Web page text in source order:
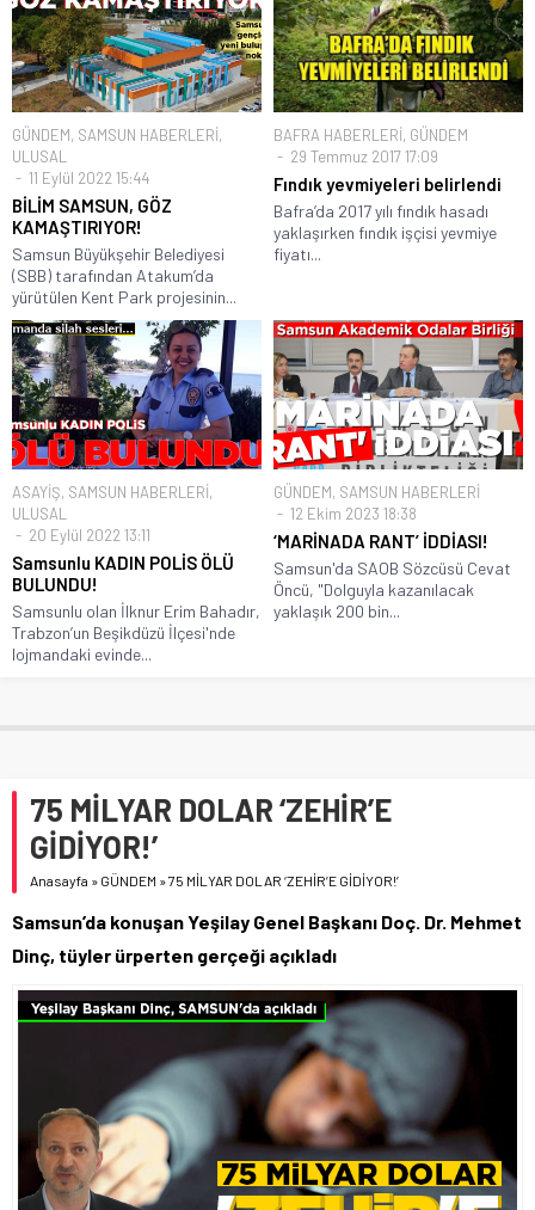
GÜNDEM, SAMSUN HABERLERİ,
ULUSAL
11 Eylül 2022 15:44
BİLİM SAMSUN, GÖZ
KAMAŞTIRIYOR!
Samsun Büyükşehir Belediyesi
(SBB) tarafından Atakum’da
yürütülen Kent Park projesinin...
BAFRA HABERLERİ, GÜNDEM
29 Temmuz 2017 17:09
Fındık yevmiyeleri belirlendi
Bafra’da 2017 yılı fındık hasadı
yaklaşırken fındık işçisi yevmiye
fiyatı...
ASAYİŞ, SAMSUN HABERLERİ,
ULUSAL
20 Eylül 2022 13:11
Samsunlu KADIN POLİS ÖLÜ
BULUNDU!
Samsunlu olan İlknur Erim Bahadır,
Trabzon’un Beşikdüzü İlçesi'nde
lojmandaki evinde...
GÜNDEM, SAMSUN HABERLERİ
12 Ekim 2023 18:38
‘MARİNADA RANT’ İDDİASI!
Samsun'da SAOB Sözcüsü Cevat
Öncü, "Dolguyla kazanılacak
yaklaşık 200 bin...
75 MİLYAR DOLAR ‘ZEHİR’E
GİDİYOR!’
Anasayfa » GÜNDEM »75 MİLYAR DOLAR ‘ZEHİR’E GİDİYOR!’
Samsun’da konuşan Yeşilay Genel Başkanı Doç. Dr. Mehmet
Dinç, tüyler ürperten gerçeği açıkladı